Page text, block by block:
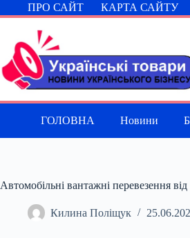
Перейти
до
ПРО САЙТ КАРТА САЙТУ
ГОЛОВНА Новини
Автомобільні вантажні перевезення
Килина Поліщук